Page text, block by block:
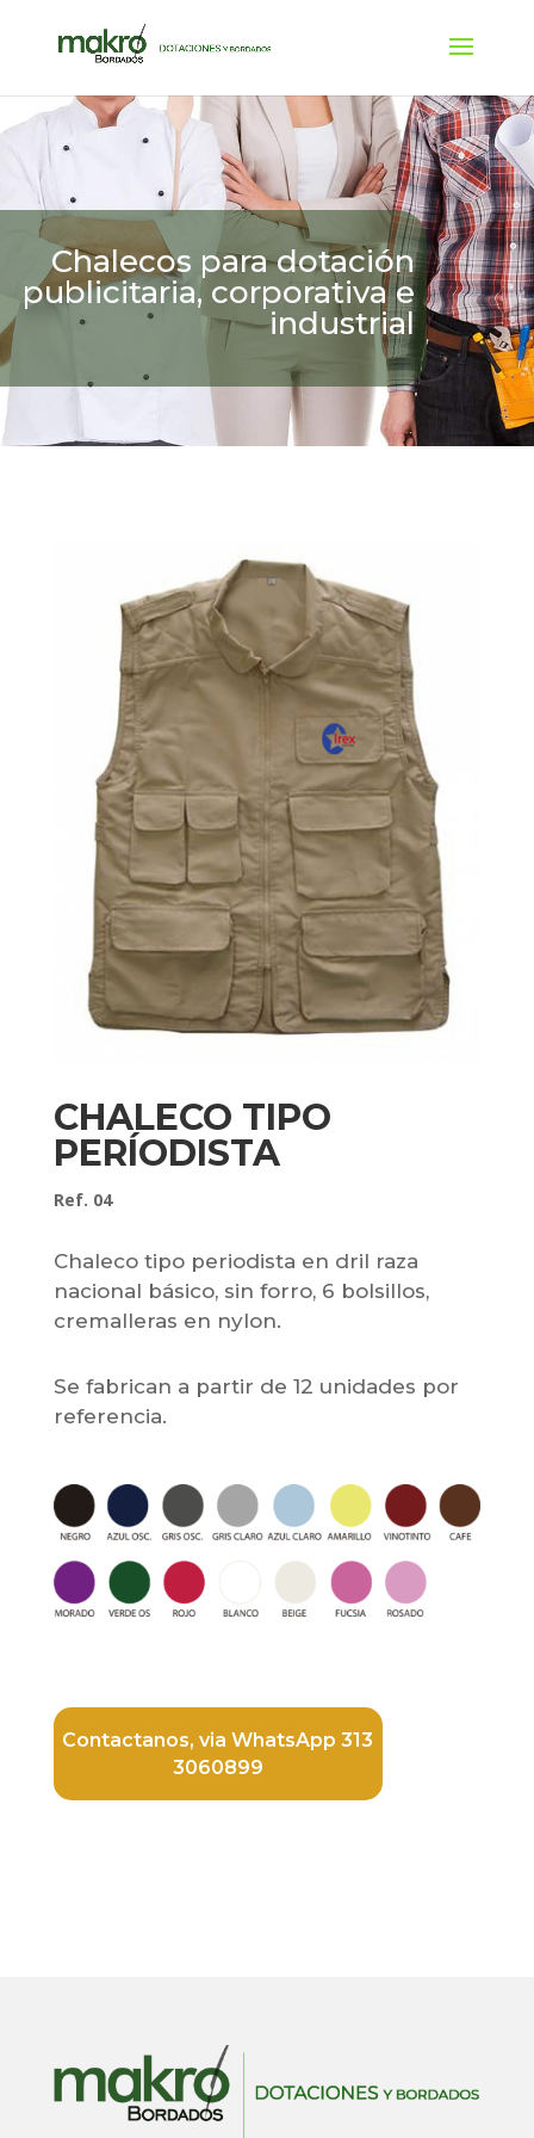
Chalecos para dotación
publicitaria, corporativa e
industrial
CHALECO TIPO
PERÍODISTA
Ref. 04
Chaleco tipo periodista en dril raza
nacional básico, sin forro, 6 bolsillos,
cremalleras en nylon.
Se fabrican a partir de 12 unidades por
referencia.
Contactanos, via WhatsApp 313
3060899